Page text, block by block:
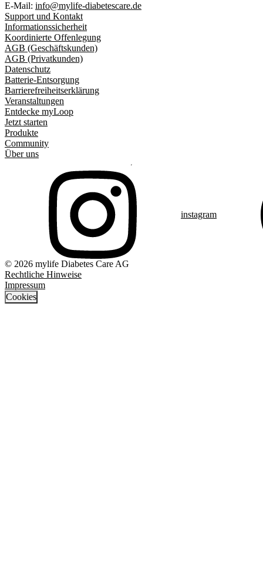
E-Mail: info@mylife-diabetescare.de
Support und Kontakt
Informationssicherheit
Koordinierte Offenlegung
AGB (Geschäftskunden)
AGB (Privatkunden)
Datenschutz
Batterie-Entsorgung
Barrierefreiheitserklärung
Veranstaltungen
Entdecke myLoop
Jetzt starten
Produkte
Community
Über uns
instagram
© 2026 mylife Diabetes Care AG
Rechtliche Hinweise
Impressum
Cookies